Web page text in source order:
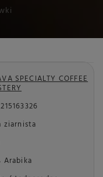
SPECIALTY COFFEE
ziarnista
Arabika